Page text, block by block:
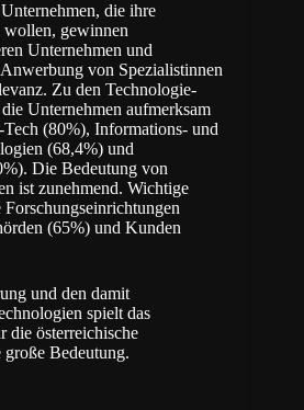
die ihre
wollen, gewinnen
Unternehmen und
von Spezialistinnen
Zu den Technologie-
Unternehmen aufmerksam
(80%), Informations- und
(68,4%) und
Die Bedeutung von
ist zunehmend. Wichtige
(65%) und Kunden
und den damit
spielt das
die österreichische
Bedeutung.